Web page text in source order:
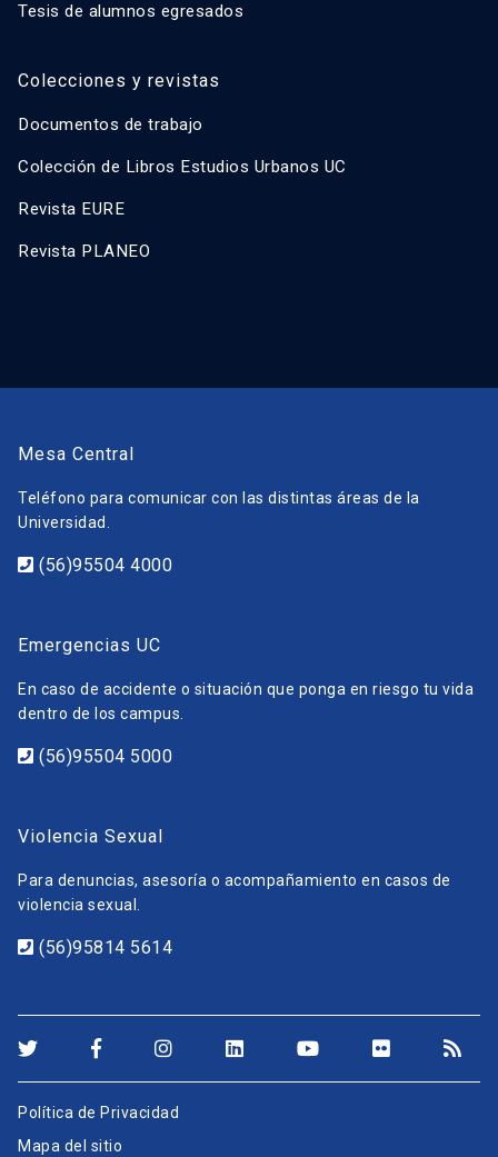
Tesis de alumnos egresados
Colecciones y revistas
Documentos de trabajo
Colección de Libros Estudios Urbanos UC
Revista EURE
Revista PLANEO
Mesa Central
Teléfono para comunicar con las distintas áreas de la
Universidad.
(56)95504 4000
Emergencias UC
En caso de accidente o situación que ponga en riesgo tu vida
dentro de los campus.
(56)95504 5000
Violencia Sexual
Para denuncias, asesoría o acompañamiento en casos de
violencia sexual.
(56)95814 5614
Política de Privacidad
Mapa del sitio